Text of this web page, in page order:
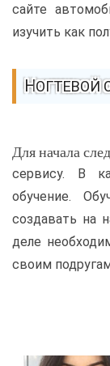
сайте
изучить как
Для начала
сервису. В
обучение.
создавать на
деле
своим